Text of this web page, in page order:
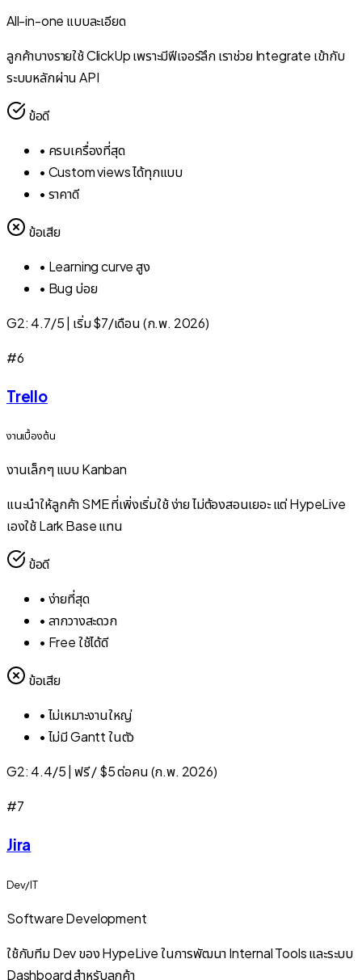
All-in-one แบบละเอียด
ลูกค้าบางรายใช้ ClickUp เพราะมีฟีเจอร์ลึก เราช่วย Integrate เข้ากับ
ระบบหลักผ่าน API
ข้อดี
• ครบเครื่องที่สุด
• Custom views ได้ทุกแบบ
• ราคาดี
ข้อเสีย
• Learning curve สูง
• Bug บ่อย
G2: 4.7/5 เริ่ม $7/เดือน (ก.พ. 2026)
#6
Trello
งานเบื้องต้น
งานเล็กๆ แบบ Kanban
แนะนำให้ลูกค้า SME ที่เพิ่งเริ่มใช้ ง่าย ไม่ต้องสอนเยอะ แต่ HypeLive
เองใช้ Lark Base แทน
ข้อดี
• ง่ายที่สุด
• ลากวางสะดวก
• Free ใช้ได้ดี
ข้อเสีย
• ไม่เหมาะงานใหญ่
• ไม่มี Gantt ในตัว
G2: 4.4/5 ฟรี / $5 ต่อคน (ก.พ. 2026)
#7
Jira
Dev/IT
Software Development
ใช้กับทีม Dev ของ HypeLive ในการพัฒนา Internal Tools และระบบ
Dashboard สำหรับลูกค้า